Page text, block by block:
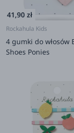
41,90 zł
Rockahula Kids
4 gumki do włosów
Shoes Ponies